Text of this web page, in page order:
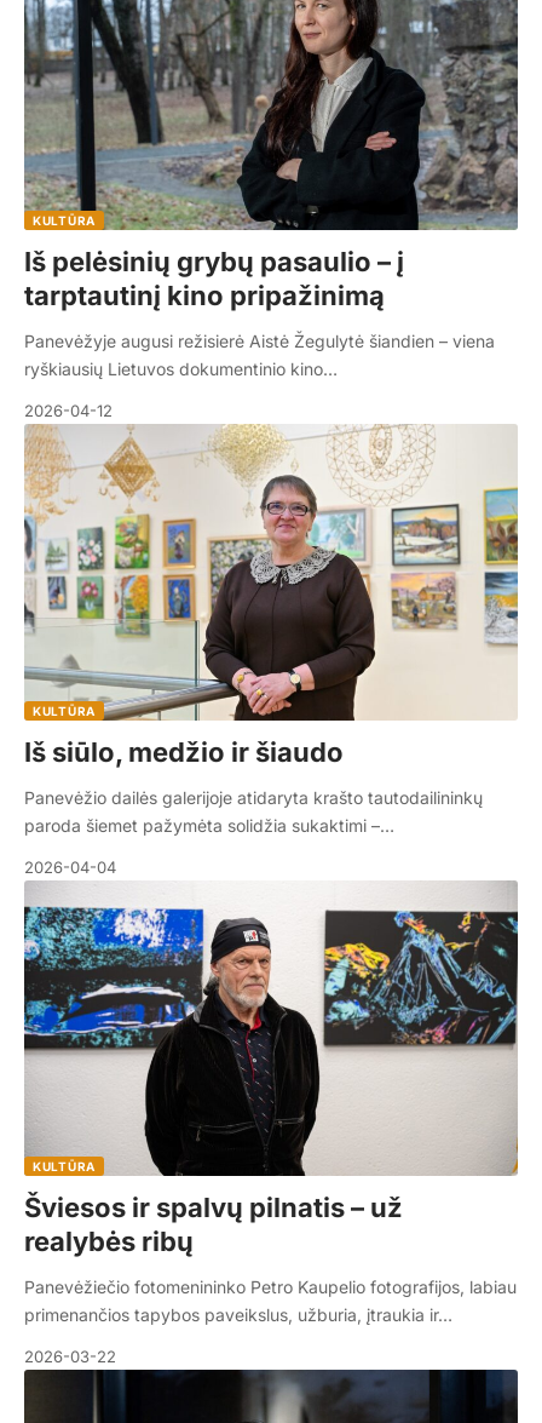
KULTŪRA
Iš pelėsinių grybų pasaulio – į
tarptautinį kino pripažinimą
Panevėžyje augusi režisierė Aistė Žegulytė šiandien – viena
ryškiausių Lietuvos dokumentinio kino…
2026-04-12
KULTŪRA
Iš siūlo, medžio ir šiaudo
Panevėžio dailės galerijoje atidaryta krašto tautodailininkų
paroda šiemet pažymėta solidžia sukaktimi –…
2026-04-04
KULTŪRA
Šviesos ir spalvų pilnatis – už
realybės ribų
Panevėžiečio fotomenininko Petro Kaupelio fotografijos, labiau
primenančios tapybos paveikslus, užburia, įtraukia ir…
2026-03-22